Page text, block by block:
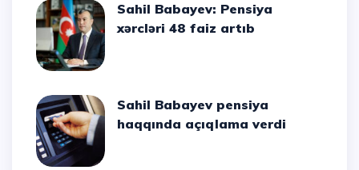
Sahil Babayev: Pensiya
xərcləri 48 faiz artıb
Sahil Babayev pensiya
haqqında açıqlama verdi